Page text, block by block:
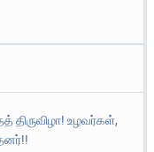
திருவிழா! உழவர்கள்,